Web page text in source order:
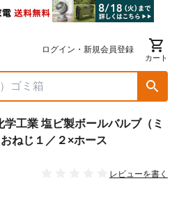
ログイン・新規会員登録
カート
学工業 塩ビ製ボールバルブ（ミ
ねじ１／２×ホース
レビューを書く